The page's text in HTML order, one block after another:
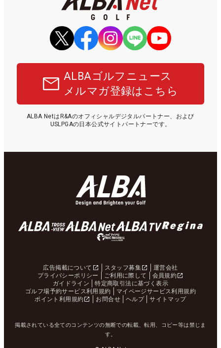
ALBAゴルフニュース
メルマガ登録はこちら
ALBA NetはR&Aのオフィシャルデジタルパートナー、および
USLPGAの日本公式サイトパートナーです。
広告掲載について スタッフ募集
運営会社
プライバシーポリシー
ご利用に際して
会員規約
ガイドライン
特定商取引法に基づく表示
ゴルフ場予約サービス利用規約
マイページサービス利用規約
ポイント利用規約
お問合せ ヘルプ サイトマップ
掲載されている全てのコンテンツの無断での転載、転用、コピー等は禁じま
す。